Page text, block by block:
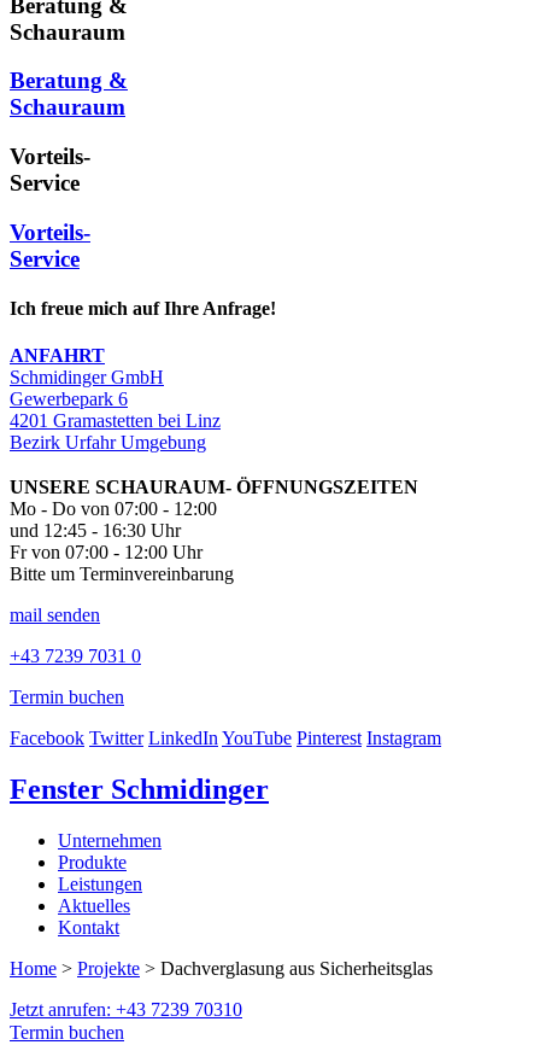
Schauraum
Beratung &
Schauraum
Vorteils-
Service
Vorteils-
Service
Ich freue mich auf Ihre Anfrage!
ANFAHRT
Schmidinger GmbH
Gewerbepark 6
4201 Gramastetten bei Linz
Bezirk Urfahr Umgebung
UNSERE SCHAURAUM- ÖFFNUNGSZEITEN
Mo - Do von 07:00 - 12:00
und 12:45 - 16:30 Uhr
Fr von 07:00 - 12:00 Uhr
Bitte um Terminvereinbarung
mail senden
+43 7239 7031 0
Termin buchen
Facebook Twitter LinkedInYouTube Pinterest Instagram
Fenster Schmidinger
Unternehmen
Produkte
Leistungen
Aktuelles
Kontakt
Home > Projekte > Dachverglasung aus Sicherheitsglas
Jetzt anrufen: +43 7239 70310
Termin buchen